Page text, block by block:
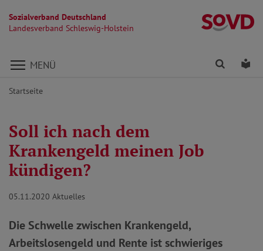
Sozialverband Deutschland
Landesverband Schleswig-Holstein
Direkt zu den Inhalten springen
MENÜ Finden
Startseite
Soll ich nach dem
Krankengeld meinen Job
kündigen?
05.11.2020 Aktuelles
Die Schwelle zwischen Krankengeld,
Arbeitslosengeld und Rente ist schwieriges